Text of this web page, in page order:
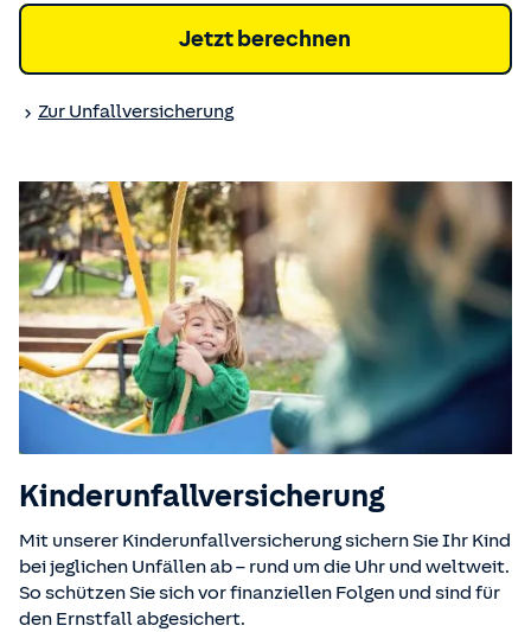
Jetzt berechnen
Zur Unfall­versicherung
Kinder­unfall­versicherung
Mit unserer Kinderunfallversicherung sichern Sie Ihr Kind
bei jeglichen Unfällen ab – rund um die Uhr und weltweit.
So schützen Sie sich vor finanziellen Folgen und sind für
den Ernstfall abgesichert.